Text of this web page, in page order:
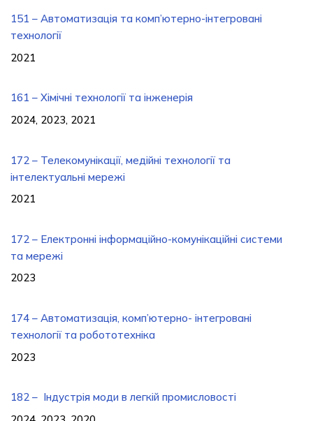
151 – Автоматизація та комп’ютерно-інтегровані
технології
2021
161 – Хімічні технології та інженерія
2024, 2023, 2021
172 – Телекомунікації, медійні технології та
інтелектуальні мережі
2021
172 – Електронні інформаційно-комунікаційні системи
та мережі
2023
174 – Автоматизація, комп’ютерно- інтегровані
технології та робототехніка
2023
182 – Індустрія моди в легкій промисловості